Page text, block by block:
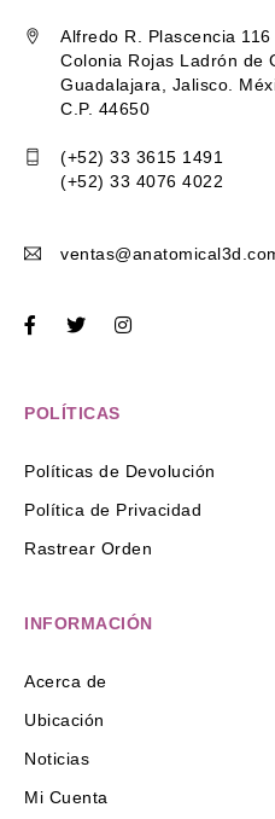
Alfredo R. Plascencia 116
Colonia Rojas Ladrón de
Guadalajara, Jalisco.
C.P. 44650
(+52) 33 3615 1491
(+52) 33 4076 4022
POLÍTICAS
Políticas de Devolución
Política de Privacidad
Rastrear Orden
INFORMACIÓN
Acerca de
Ubicación
Noticias
Mi Cuenta